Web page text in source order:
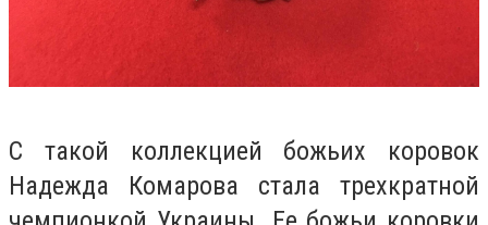
С такой коллекцией божьих коровок
Надежда Комарова стала трехкратной